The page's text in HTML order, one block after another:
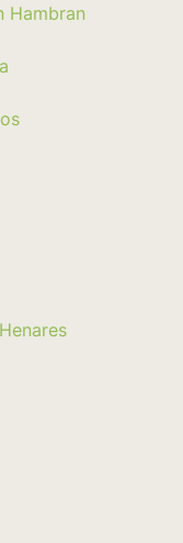
Hambran